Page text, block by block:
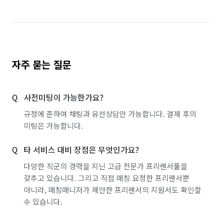
자주 묻는 질문
사전미팅이 가능한가요?
규정에 준하여 채팅과 유선상담만 가능합니다. 결제 후의
미팅은 가능합니다.
타 서비스 대비 장점은 무엇인가요?
다양한 직군의 경력을 지닌 고급 전문가 프리랜서풀을
갖추고 있습니다. 그리고 직접 매칭 요청한 프리랜서뿐
아니라, 매칭매니저가 제안한 프리랜서의 지원서도 확인할
수 있습니다.